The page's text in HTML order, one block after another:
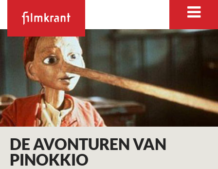
DE AVONTUREN VAN
PINOKKIO